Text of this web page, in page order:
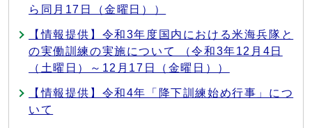
ら同月17日（金曜日））
【情報提供】令和3年度国内における米海兵隊と
の実働訓練の実施について （令和3年12月4日
（土曜日）～12月17日（金曜日））
【情報提供】令和4年「降下訓練始め行事」につ
いて